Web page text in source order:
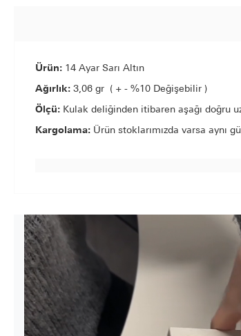
Ürün: 14 Ayar Sarı Altın
Ağırlık: 3,06 gr ( + - %10 Değişebilir )
Ölçü: Kulak deliğinden itibaren aşağı doğru
Kargolama: Ürün stoklarımızda varsa aynı